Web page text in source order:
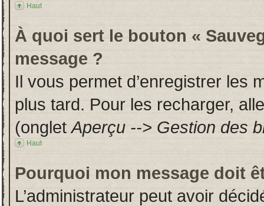
Haut
À quoi sert le bouton «
message ?
Il vous permet d’enregistrer les
plus tard. Pour les recharger,
(ongletAperçu --> Gestion des
Haut
Pourquoi mon message doit
L’administrateur peut avoir